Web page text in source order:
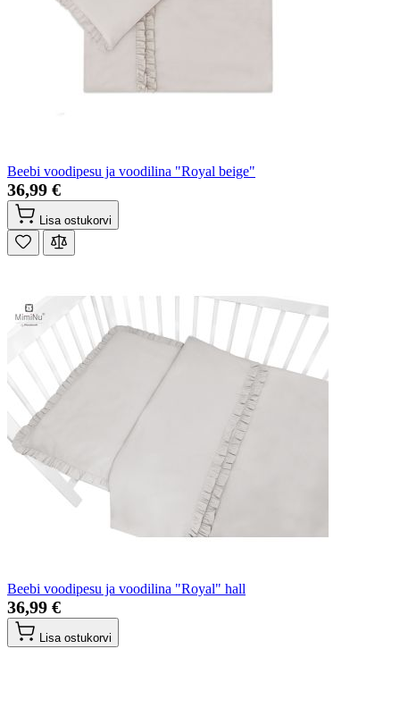
Beebi voodipesu ja voodilina "Royal beige"
36,99 €
Lisa ostukorvi
Beebi voodipesu ja voodilina "Royal" hall
36,99 €
Lisa ostukorvi